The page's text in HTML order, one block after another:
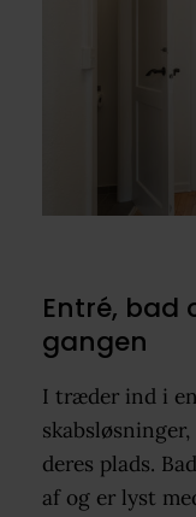
Entré, bad
gangen
I træder ind i
deres plads.
af og er lyst